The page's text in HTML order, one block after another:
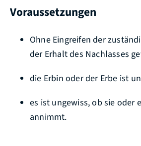
Voraussetzungen
Ohne Eingreifen der
der Erhalt des Nachlasses
die Erbin oder der Erbe ist
es ist ungewiss, ob sie oder
annimmt.